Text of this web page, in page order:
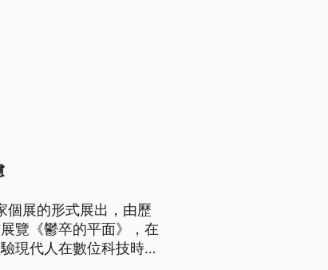
個展的形式展出，由歷
覽《鬱卒的平面》，在
現代人在數位科技時代